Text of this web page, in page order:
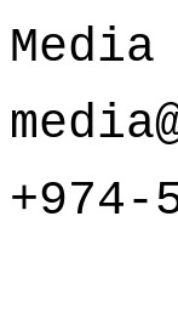
+974-